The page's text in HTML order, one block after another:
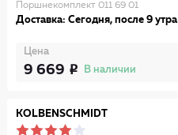
Поршнекомплект 011 69 01
Доставка: Сегодня, после 9 утра
Цена
9 669 В наличии
KOLBENSCHMIDT